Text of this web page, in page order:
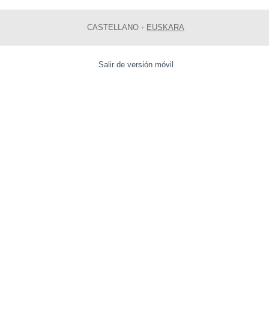
CASTELLANO • EUSKARA
Salir de versión móvil